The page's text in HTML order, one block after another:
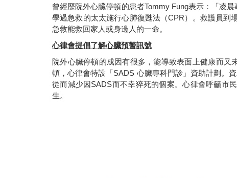
曾經歷院外心臟停頓的患者Tommy Fung表示：「凌晨
學過急救的太太施行心肺復甦法（CPR）。救護員到
急救能救回家人或身邊人的一命。
心律會提倡了解心臟預警訊號
院外心臟停頓的成因有很多，能導致表面上健康而又
頓，心律會特設「SADS 心臟專科門診」資助計劃。
從而減少因SADS而不幸猝死的個案。心律會呼籲市
生。